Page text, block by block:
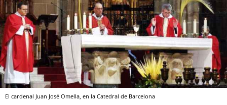
El cardenal Juan José Omella, en la Catedral de Barcelona